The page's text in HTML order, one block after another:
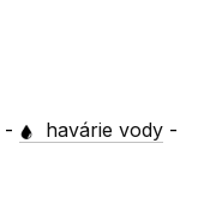
- havárie vody -